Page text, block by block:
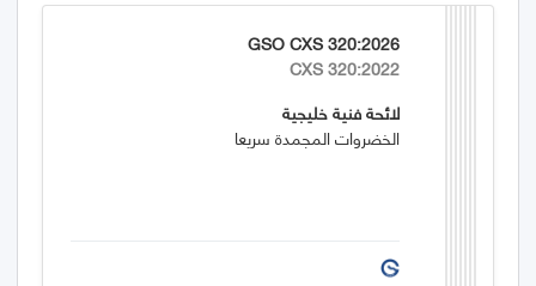
GSO CXS 320:2026
CXS 320:2022
لائحة فنية خليجية
الخضروات المجمدة سريعا